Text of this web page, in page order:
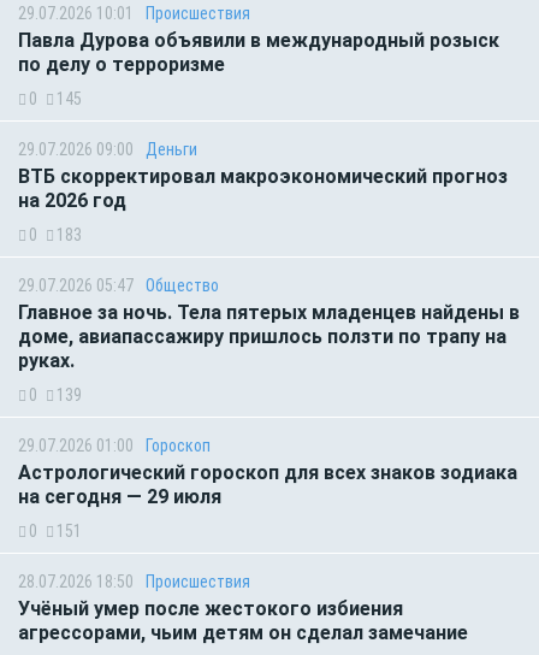
29.07.2026 10:01 Происшествия
Павла Дурова объявили в международный розыск
по делу о терроризме
0 145
29.07.2026 09:00 Деньги
ВТБ скорректировал макроэкономический прогноз
на 2026 год
0 183
29.07.2026 05:47 Общество
Главное за ночь. Тела пятерых младенцев найдены в
доме, авиапассажиру пришлось ползти по трапу на
руках.
0 139
29.07.2026 01:00 Гороскоп
Астрологический гороскоп для всех знаков зодиака
на сегодня — 29 июля
0 151
28.07.2026 18:50 Происшествия
Учёный умер после жестокого избиения
агрессорами, чьим детям он сделал замечание